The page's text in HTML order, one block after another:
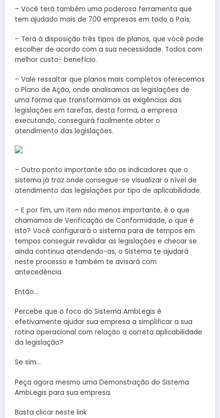
– Você terá também uma poderosa ferramenta que
tem ajudado mais de 700 empresas em todo o País;
– Terá à disposição três tipos de planos, que você pode
escolher de acordo com a sua necessidade. Todos com
melhor custo- benefício.
– Vale ressaltar que planos mais completos oferecemos
o Plano de Ação, onde analisamos as legislações de
uma forma que transformamos as exigências das
legislações em tarefas, desta forma, a empresa
executando, conseguirá facilmente obter o
atendimento das legislações.
– Outro ponto importante são os indicadores que o
sistema já traz onde consegue-se visualizar o nível de
atendimento das legislações por tipo de aplicabilidade.
– E por fim, um item não menos importante, é o que
chamamos de Verificação de Conformidade, o que é
isto? Você configurará o sistema para de tempos em
tempos conseguir revalidar as legislações e checar se
ainda continua atendendo-as, o Sistema te ajudará
neste processo e também te avisará com
antecedência.
Então…
Percebe que o foco do Sistema AmbLegis é
efetivamente ajudar sua empresa a simplificar a sua
rotina operacional com relação a correta aplicabilidade
da legislação?
Se sim…
Peça agora mesmo uma Demonstração do Sistema
AmbLegis para sua empresa.
Basta clicar neste link